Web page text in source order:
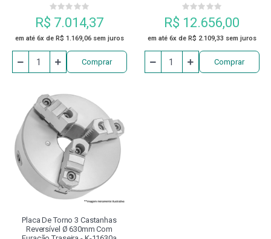
R$ 7.014,37
em até 6x de R$ 1.169,06 sem juros
Comprar
R$ 12.656,00
em até 6x de R$ 2.109,33 sem juros
Comprar
Placa De Torno 3 Castanhas
Reversível Ø 630mm Com